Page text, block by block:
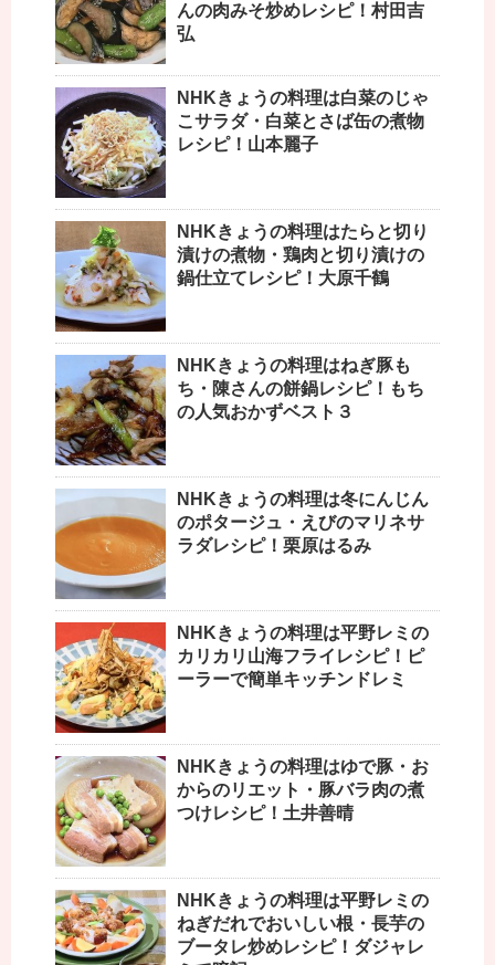
んの肉みそ炒めレシピ！村田吉
弘
NHKきょうの料理は白菜のじゃ
こサラダ・白菜とさば缶の煮物
レシピ！山本麗子
NHKきょうの料理はたらと切り
漬けの煮物・鶏肉と切り漬けの
鍋仕立てレシピ！大原千鶴
NHKきょうの料理はねぎ豚も
ち・陳さんの餅鍋レシピ！もち
の人気おかずベスト３
NHKきょうの料理は冬にんじん
のポタージュ・えびのマリネサ
ラダレシピ！栗原はるみ
NHKきょうの料理は平野レミの
カリカリ山海フライレシピ！ピ
ーラーで簡単キッチンドレミ
NHKきょうの料理はゆで豚・お
からのリエット・豚バラ肉の煮
つけレシピ！土井善晴
NHKきょうの料理は平野レミの
ねぎだれでおいしい根・長芋の
ブータレ炒めレシピ！ダジャレ